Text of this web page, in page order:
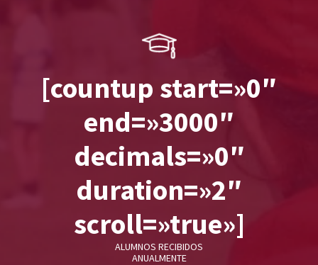
[countup start=»0″
end=»3000″
decimals=»0″
duration=»2″
scroll=»true»]
ALUMNOS RECIBIDOS
ANUALMENTE